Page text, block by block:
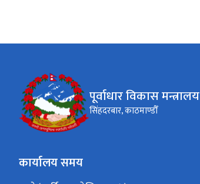
पूर्वाधार विकास मन्त्रालय
सिंहदरबार, काठमाण्डौँ
कार्यालय समय